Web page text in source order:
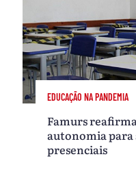
EDUCAÇÃO NA PANDEMIA
Famurs
autonomia para
presenciais